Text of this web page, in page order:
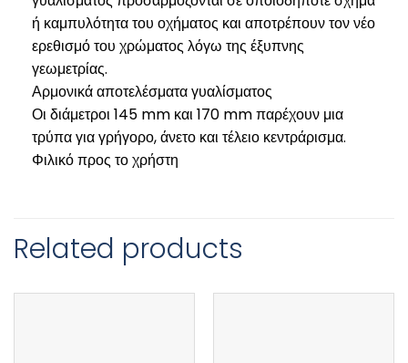
ή καμπυλότητα του οχήματος και αποτρέπουν τον νέο
ερεθισμό του χρώματος λόγω της έξυπνης
γεωμετρίας.
Αρμονικά αποτελέσματα γυαλίσματος
Οι διάμετροι 145 mm και 170 mm παρέχουν μια
τρύπα για γρήγορο, άνετο και τέλειο κεντράρισμα.
Φιλικό προς το χρήστη
Related products